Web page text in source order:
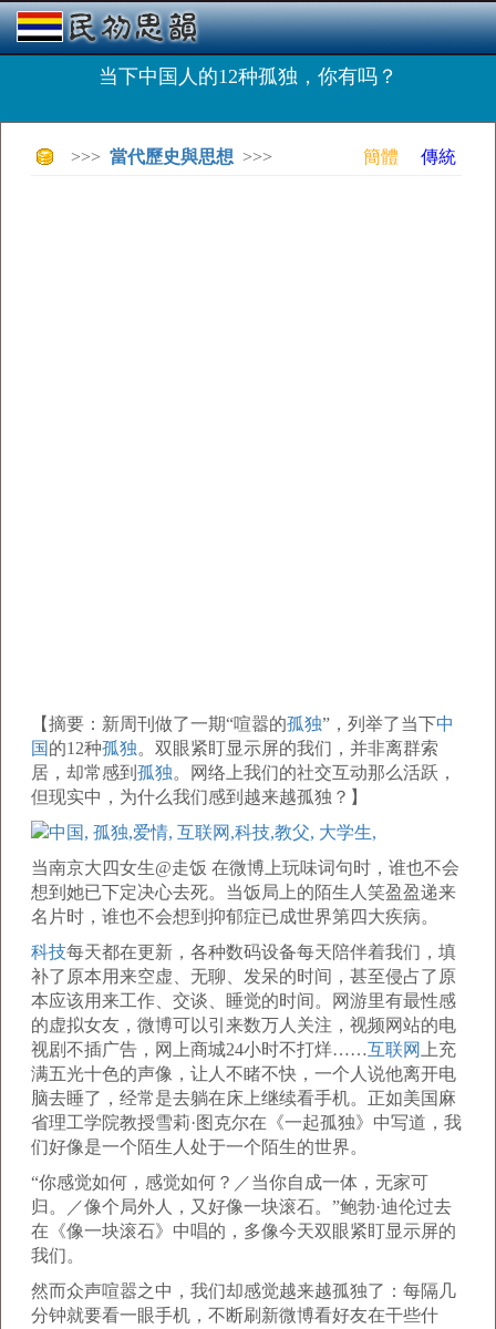
当下中国人的12种孤独，你有吗？
>>> 當代歷史與思想 >>> 簡體 傳統
【摘要：新周刊做了一期“喧嚣的孤独”，列举了当下中
国 的12种孤独。双眼紧盯显示屏的我们，并非离群索
居，却常感到 孤独。网络上我们的社交互动那么活跃，
但现实中，为什么我们感到越来越孤独？】
当南京大四女生@走饭 在微博上玩味词句时，谁也不会
想到她已下定决心去死。当饭局上的陌生人笑盈盈递来
名片时，谁也不会想到抑郁症已成世界第四大疾病。
科技每天都在更新，各种数码设备每天陪伴着我们，填
补了原本用来空虚、无聊、发呆的时间，甚至侵占了原
本应该用来工作、交谈、睡觉的时间。网游里有最性感
的虚拟女友，微博可以引来数万人关注，视频网站的电
视剧不插广告，网上商城24小时不打烊……互联网
上充
满五光十色的声像，让人不睹不快，一个人说他离开电
脑去睡了，经常是去躺在床上继续看手机。正如美国麻
省理工学院教授雪莉·图克尔在《一起孤独》中写道，我
们好像是一个陌生人处于一个陌生的世界。
“你感觉如何，感觉如何？／当你自成一体，无家可
归。／像个局外人，又好像一块滚石。”鲍勃·迪伦过去
在《像一块滚石》中唱的，多像今天双眼紧盯显示屏的
我们。
然而众声喧嚣之中，我们却感觉越来越孤独了：每隔几
分钟就要看一眼手机，不断刷新微博看好友在干些什